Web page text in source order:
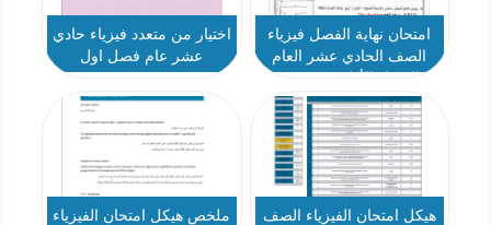
امتحان نهاية الفصل فيزياء
الصف الحادي عشر العام
اختيار من متعدد فيزياء حادي
عشر عام فصل اول
هيكل امتحان الفيزياء الصف
ملخص هيكل امتحان الفيزياء